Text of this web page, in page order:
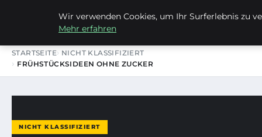
FRAUSUVI.DE
STARTSEITE NICHT KLASSIFIZIERT
FRÜHSTÜCKSIDEEN OHNE ZUCKER
NICHT KLASSIFIZIERT
Wir verwenden Cookies, um Ihr Surferlebnis zu
Mehr erfahren